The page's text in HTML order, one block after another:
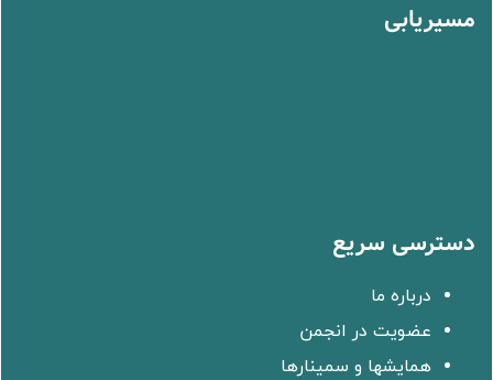
مسیریابی
دسترسی سریع
درباره ما
عضویت در انجمن
همایشها و سمینارها